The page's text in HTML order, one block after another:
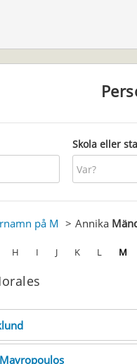
Skola eller
på M Annika
H I J K L M